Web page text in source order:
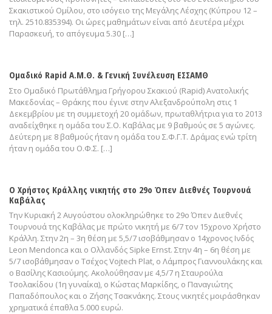
Σκακιστικού Ομίλου, στο ισόγειο της Μεγάλης Λέσχης (Κύπρου 12 –
τηλ. 2510.835394). Οι ώρες μαθημάτων είναι από Δευτέρα μέχρι
Παρασκευή, το απόγευμα 5.30 […]
Ομαδικό Rapid Α.Μ.Θ. & Γενική Συνέλευση ΕΣΣΑΜΘ
Στο Ομαδικό Πρωτάθλημα Γρήγορου Σκακιού (Rapid) Ανατολικής
Μακεδονίας – Θράκης που έγινε στην Αλεξανδρούπολη στις 1
Δεκεμβρίου με τη συμμετοχή 20 ομάδων, πρωταθλήτρια για το 2013
αναδείχθηκε η ομάδα του Σ.Ο. Καβάλας με 9 βαθμούς σε 5 αγώνες.
Δεύτερη με 8 βαθμούς ήταν η ομάδα του Σ.Φ.Γ.Τ. Δράμας ενώ τρίτη
ήταν η ομάδα του Ο.Φ.Σ. […]
Ο Χρήστος Κράλλης νικητής στο 29ο Όπεν Διεθνές Τουρνουά
Καβάλας
Την Κυριακή 2 Αυγούστου ολοκληρώθηκε το 29ο Όπεν Διεθνές
Τουρνουά της Καβάλας με πρώτο νικητή με 6/7 τον 15χρονο Χρήστο
Κράλλη. Στην 2η – 3η θέση με 5,5/7 ισοβάθμησαν ο 14χρονος Ινδός
Leon Mendonca και ο Ολλανδός Sipke Ernst. Στην 4η – 6η θέση με
5/7 ισοβάθμησαν ο Τσέχος Vojtech Plat, ο Λάμπρος Γιαννουλάκης και
ο Βασίλης Κασιούμης. Ακολούθησαν με 4,5/7 η Σταυρούλα
Τσολακίδου (1η γυναίκα), ο Κώστας Μαρκίδης, ο Παναγιώτης
Παπαδόπουλος και ο Ζήσης Τσακνάκης. Στους νικητές μοιράσθηκαν
χρηματικά έπαθλα 5.000 ευρώ.